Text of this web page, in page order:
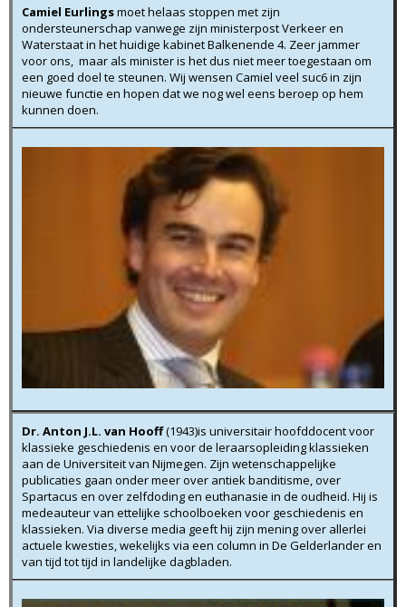
Camiel Eurlingsmoet helaas stoppen met zijn
ondersteunerschap vanwege zijn ministerpost Verkeer en
Waterstaat in het huidige kabinet Balkenende 4. Zeer jammer
voor ons, maar als minister is het dus niet meer toegestaan om
een goed doel te steunen. Wij wensen Camiel veel suc6 in zijn
nieuwe functie en hopen dat we nog wel eens beroep op hem
kunnen doen.
Dr. Anton J.L. van Hooff(1943)is universitair hoofddocent voor
klassieke geschiedenis en voor de leraarsopleiding klassieken
aan de Universiteit van Nijmegen. Zijn wetenschappelijke
publicaties gaan onder meer over antiek banditisme, over
Spartacus en over zelfdoding en euthanasie in de oudheid. Hij is
medeauteur van ettelijke schoolboeken voor geschiedenis en
klassieken. Via diverse media geeft hij zijn mening over allerlei
actuele kwesties, wekelijks via een column in De Gelderlander en
van tijd tot tijd in landelijke dagbladen.